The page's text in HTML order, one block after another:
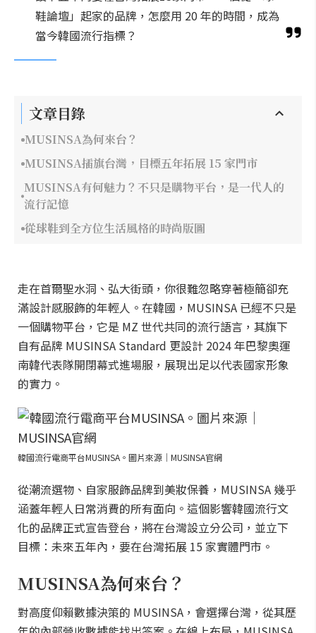
鞋論壇」起家的品牌，怎麼用 20 年的時間，成為
當今韓國流行指標？
文章目錄
MUSINSA為何來台？
MUSINSA插旗台灣，目標五年拓展 15 家門市
MUSINSA有何魅力？不只是購物平台，是一代人的
流行記憶
從球鞋到全方位生活風格的時尚版圖
走在首爾聖水洞、弘大街頭，你很難忽略穿著極簡卻充
滿設計感服飾的年輕人。在韓國，MUSINSA 已經不只是
一個購物平台，它是 MZ 世代共同的流行語言，其旗下
自有品牌 MUSINSA Standard 更設計 2024 年巴黎奧運
南韓代表隊開閉幕式進場服，展現出足以代表國家形象
的實力。
韓國流行電商平台MUSINSA。圖片來源｜MUSINSA官網
從潮流選物、自家服飾品牌到美妝保養，MUSINSA 幾乎
涵蓋年輕人日常消費的所有面向。這個影響韓國流行文
化的品牌正式宣告登台，將在台灣設立分公司，並立下
目標：未來五年內，要在台灣拓展 15 家實體門市。
MUSINSA為何來台？
對高度仰賴數據決策的 MUSINSA，會選擇台灣，從其歷